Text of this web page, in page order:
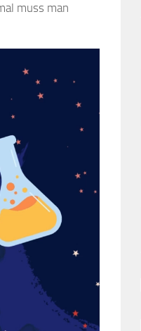
muss man